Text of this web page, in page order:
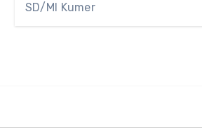
SD/MI Kumer